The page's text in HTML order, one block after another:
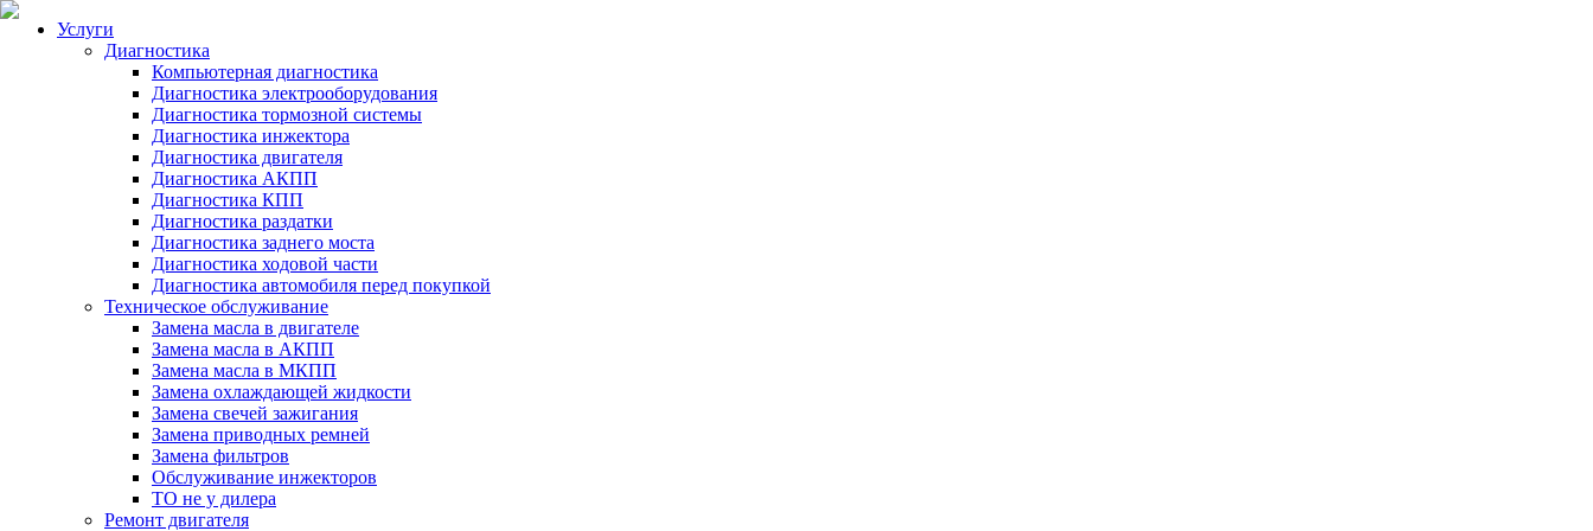
Услуги
Диагностика
Компьютерная диагностика
Диагностика электрооборудования
Диагностика тормозной системы
Диагностика инжектора
Диагностика двигателя
Диагностика АКПП
Диагностика КПП
Диагностика раздатки
Диагностика заднего моста
Диагностика ходовой части
Диагностика автомобиля перед покупкой
Техническое обслуживание
Замена масла в двигателе
Замена масла в АКПП
Замена масла в МКПП
Замена охлаждающей жидкости
Замена свечей зажигания
Замена приводных ремней
Замена фильтров
Обслуживание инжекторов
ТО не у дилера
Ремонт двигателя